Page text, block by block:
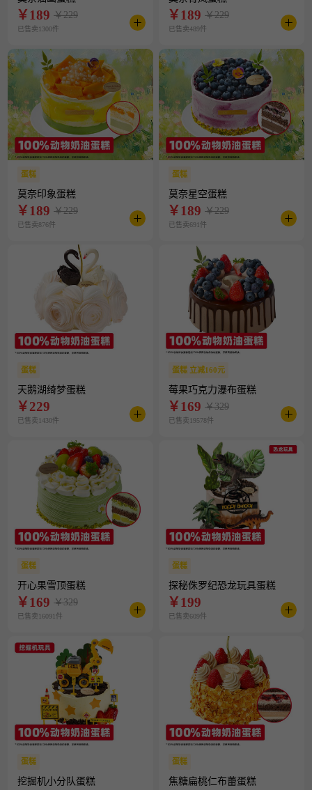
￥189 ￥229
已售卖1300件
￥189 ￥229
已售卖489件
蛋糕
莫奈印象蛋糕
￥189 ￥229
已售卖876件
蛋糕
莫奈星空蛋糕
￥189 ￥229
已售卖691件
蛋糕
天鹅湖绮梦蛋糕
￥229
已售卖1430件
蛋糕 立减160元
莓果巧克力瀑布蛋糕
￥169 ￥329
已售卖19578件
蛋糕
开心果雪顶蛋糕
￥169 ￥329
已售卖16091件
蛋糕
探秘侏罗纪恐龙玩具蛋糕
￥199
已售卖609件
蛋糕
挖掘机小分队蛋糕
蛋糕
焦糖扁桃仁布蕾蛋糕